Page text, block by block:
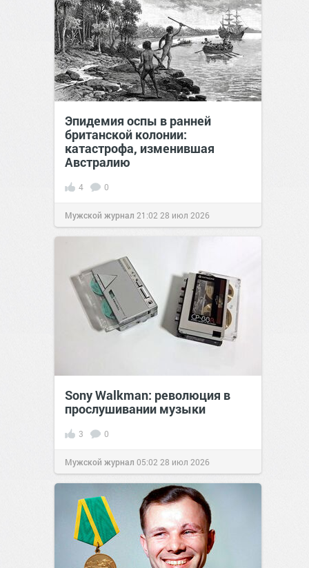
Эпидемия оспы в ранней
британской колонии:
катастрофа, изменившая
Австралию
4 0
Мужской журнал 21:02 28 июл 2026
Sony Walkman: революция в
прослушивании музыки
3 0
Мужской журнал 05:02 28 июл 2026